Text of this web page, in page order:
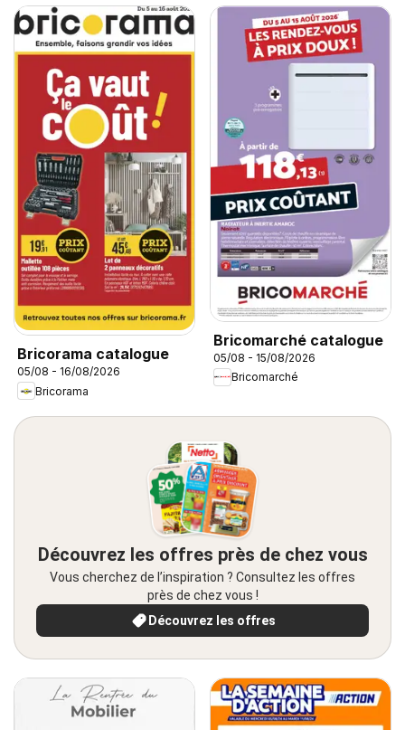
Bricorama catalogue
05/08 - 16/08/2026
Bricorama
Bricomarché catalogue
05/08 - 15/08/2026
Bricomarché
Découvrez les offres près de chez vous
Vous cherchez de l’inspiration ? Consultez les offres
près de chez vous !
Découvrez les offres